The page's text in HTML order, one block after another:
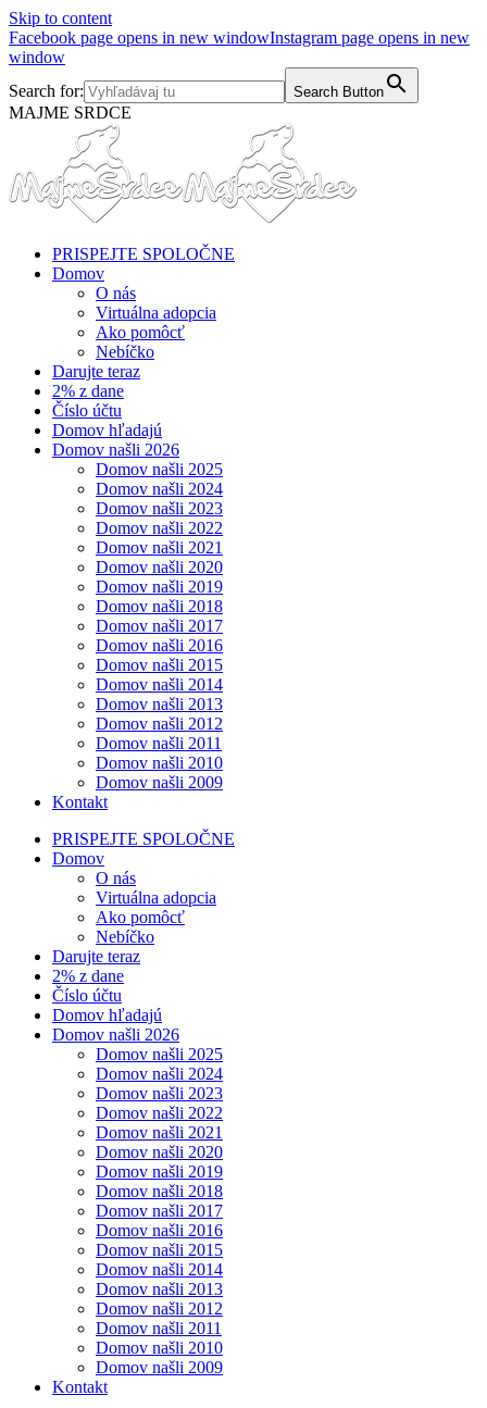
Skip to content
Facebook page opens in new windowInstagram page opens in new
window
Search for:
Search Button
MAJME SRDCE
PRISPEJTE SPOLOČNE
Domov
O nás
Virtuálna adopcia
Ako pomôcť
Nebíčko
Darujte teraz
2% z dane
Číslo účtu
Domov hľadajú
Domov našli 2026
Domov našli 2025
Domov našli 2024
Domov našli 2023
Domov našli 2022
Domov našli 2021
Domov našli 2020
Domov našli 2019
Domov našli 2018
Domov našli 2017
Domov našli 2016
Domov našli 2015
Domov našli 2014
Domov našli 2013
Domov našli 2012
Domov našli 2011
Domov našli 2010
Domov našli 2009
Kontakt
PRISPEJTE SPOLOČNE
Domov
O nás
Virtuálna adopcia
Ako pomôcť
Nebíčko
Darujte teraz
2% z dane
Číslo účtu
Domov hľadajú
Domov našli 2026
Domov našli 2025
Domov našli 2024
Domov našli 2023
Domov našli 2022
Domov našli 2021
Domov našli 2020
Domov našli 2019
Domov našli 2018
Domov našli 2017
Domov našli 2016
Domov našli 2015
Domov našli 2014
Domov našli 2013
Domov našli 2012
Domov našli 2011
Domov našli 2010
Domov našli 2009
Kontakt